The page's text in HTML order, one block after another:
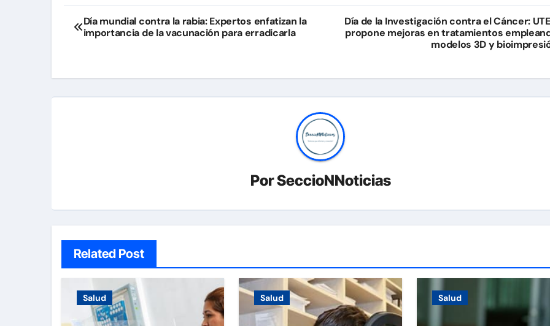
Navegación
de
Día mundial contra la rabia: Expertos enfatizan la
importancia de la vacunación para erradicarla
Día de la Investigación contra el Cáncer:
propone mejoras en tratamientos
modelos 3D y
PorSeccioNNoticias
Related Post
Salud Salud Salud